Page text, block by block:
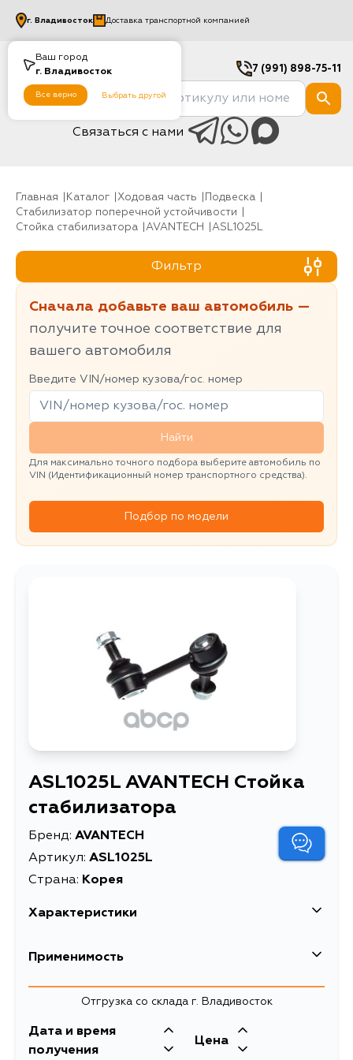
Ваш город
г. Владивосток
Все верно Выбрать другой
г. Владивосток Доставка транспортной компанией
7 (991) 898-75-11
Связаться с нами
Главная Каталог Ходовая часть
Подвеска
Стабилизатор поперечной устойчивости
Стойка стабилизатора
AVANTECH ASL1025L
Фильтр
Сначала добавьте ваш автомобиль —
получите точное соответствие для
вашего автомобиля
Введите VIN/номер кузова/гос. номер
Найти
Для максимально точного подбора выберите автомобиль по
VIN (Идентификационный номер транспортного средства).
Подбор по модели
ASL1025L AVANTECH Стойка
стабилизатора
Бренд: AVANTECH
Артикул: ASL1025L
Страна: Корея
Характеристики
EAN-13
Длина упаковки, мм
Масса, кг 0.35
Применимость
HyundaiОтгрузка со склада г. Владивосток
Дата и время
получения
Цена